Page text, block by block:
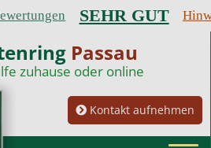
SEHR GUT
Passau
zuhause oder online
Kontakt aufnehmen